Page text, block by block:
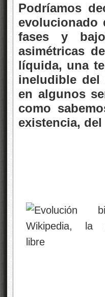
Podríamos
evolucionado
fases y
asimétricas
líquida, una
ineludible del
en algunos
como
existencia,